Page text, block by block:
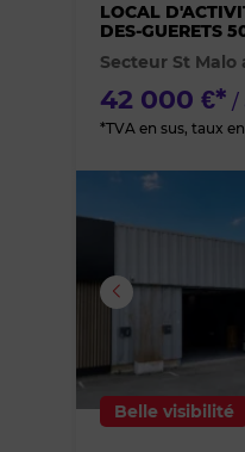
LOCAL
DES-GUERETS
Secteur St
42 000 €* /
*TVA en sus, taux
Belle visibilité